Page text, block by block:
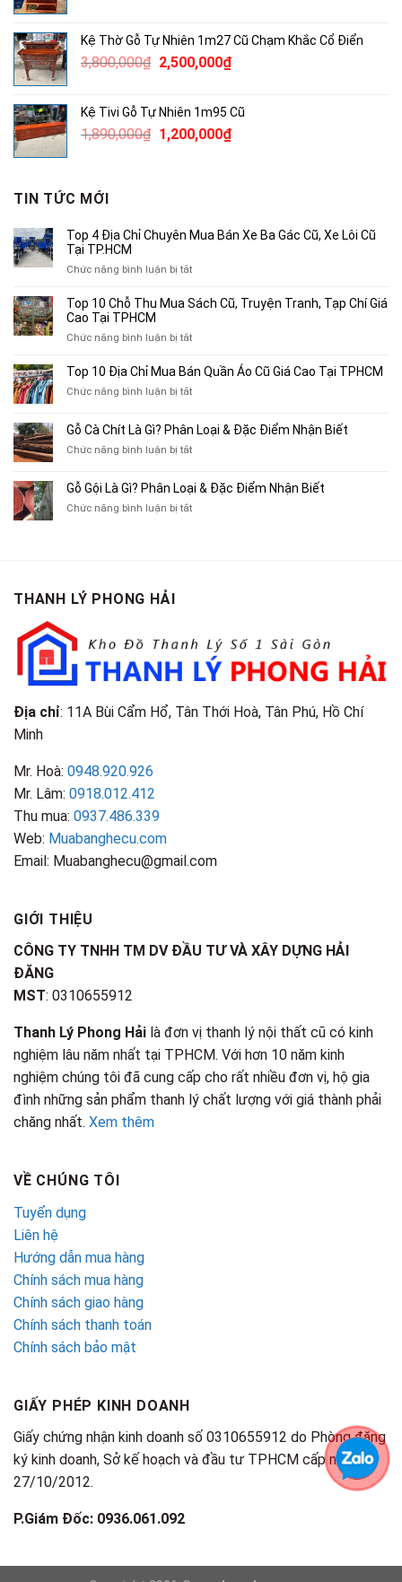
380,000₫.là:
250,000₫.
Kệ Thờ Gỗ Tự Nhiên 1m27 Cũ Chạm Khắc Cổ Điển
3,800,000₫ Giá
3,800,000₫.
2,500,000₫Giá
là:
2,500,000₫.
Kệ Tivi Gỗ Tự Nhiên 1m95 Cũ
1,890,000₫ Giá
1,200,000₫Giá
TIN TỨC MỚI
Top 4 Địa Chỉ Chuyên Mua Bán Xe Ba Gác Cũ, Xe Lôi Cũ
Tại TP.HCM
Chức năng bình luận bị tắtở
4
Bán
Xe
Cũ,
Xe
Cũ
TP.HCM
Top 10 Chỗ Thu Mua Sách Cũ, Truyện Tranh, Tạp Chí Giá
Cao Tại TPHCM
Chức năng bình luận bị tắtở
10
Thu
Sách
Tạp
Chí
Top 10 Địa Chỉ Mua Bán Quần Áo Cũ Giá Cao Tại TPHCM
Chức năng bình luận bị tắtở
Địa
Chỉ
Bán
Áo
Gỗ Cà Chít Là Gì? Phân Loại & Đặc Điểm Nhận Biết
Chức năng bình luận bị tắtở
Chít
Là
Gỗ Gội Là Gì? Phân Loại & Đặc Điểm Nhận Biết
Chức năng bình luận bị tắtở
Điểm
Nhận
Biết
THANH LÝ PHONG HẢI
Địa chỉ: 11A Bùi Cẩm Hổ, Tân Thới Hoà, Tân Phú, Hồ Chí
Minh
Mr. Hoà: 0948.920.926
Mr. Lâm: 0918.012.412
Thu mua: 0937.486.339
Web: Muabanghecu.com
Email: Muabanghecu@gmail.com
GIỚI THIỆU
CÔNG TY TNHH TM DV ĐẦU TƯ VÀ XÂY DỰNG HẢI
ĐĂNG
MST: 0310655912
Thanh Lý Phong Hải là đơn vị thanh lý nội thất cũ có kinh
nghiệm lâu năm nhất tại TPHCM. Với hơn 10 năm kinh
nghiệm chúng tôi đã cung cấp cho rất nhiều đơn vị, hộ gia
đình những sản phẩm thanh lý chất lượng với giá thành phải
chăng nhất. Xem thêm
VỀ CHÚNG TÔI
Tuyển dụng
Liên hệ
Hướng dẫn mua hàng
Chính sách mua hàng
Chính sách giao hàng
Chính sách thanh toán
Chính sách bảo mật
GIẤY PHÉP KINH DOANH
Giấy chứng nhận kinh doanh số 0310655912 do Phòng đăng
ký kinh doanh, Sở kế hoạch và đầu tư TPHCM cấp ngày
27/10/2012.
P.Giám Đốc: 0936.061.092